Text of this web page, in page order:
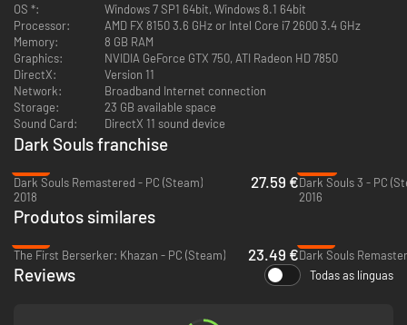
OS *:
Windows 7 SP1 64bit, Windows 8.1 64bit
Processor:
AMD FX 8150 3.6 GHz or Intel Core i7 2600 3.4 GHz
Memory:
8 GB RAM
Graphics:
NVIDIA GeForce GTX 750, ATI Radeon HD 7850
DirectX:
Version 11
Network:
Broadband Internet connection
Storage:
23 GB available space
Sound Card:
DirectX 11 sound device
Dark Souls franchise
Dark Souls Remastered - PC (Steam)
2018
27.59 €Dark Souls 3 - PC
2016
Produtos similares
The First Berserker: Khazan - PC (Steam)
23.49 €Dark Souls
Reviews Todas as línguas